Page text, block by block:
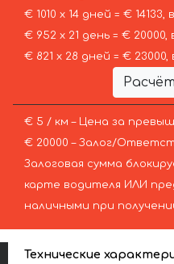
€ 1010 х 14 дней = €
€ 952 х 21 день = € 20000,
€ 821 х 28 дней = €
€ 5 / км – Цена за
€ 20000 – Залог/
Залоговая сумма
карте водителя ИЛИ
наличными при
Технические